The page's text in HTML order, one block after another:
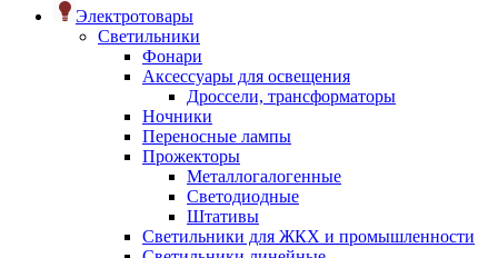
Электротовары
Светильники
Фонари
Аксессуары для освещения
Дроссели, трансформаторы
Ночники
Переносные лампы
Прожекторы
Металлогалогенные
Светодиодные
Штативы
Светильники для ЖКХ и промышленности